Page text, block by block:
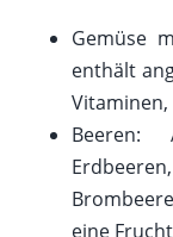
Gemüse
enthält
Beeren:
eine